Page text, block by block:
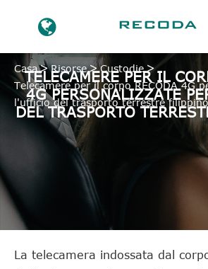
Casa Risorse
Custodie
Telecamere per il corpo RECODA 4G
l'ufficio del trasporto terrestre filippino
TELECAMERE PER IL
4G PERSONALIZZATE
DEL TRASPORTO
La telecamera indossata dal